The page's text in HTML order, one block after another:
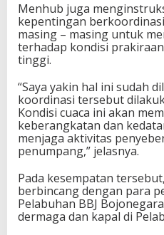
Menhub juga
kepentingan
masing – masing untuk
terhadap kondisi
tinggi.
“Saya yakin hal ini sudah
koordinasi tersebut
Kondisi cuaca ini akan
keberangkatan dan
menjaga aktivitas
penumpang,” jelasnya.
Pada kesempatan
berbincang dengan para
Pelabuhan BBJ
dermaga dan kapal di